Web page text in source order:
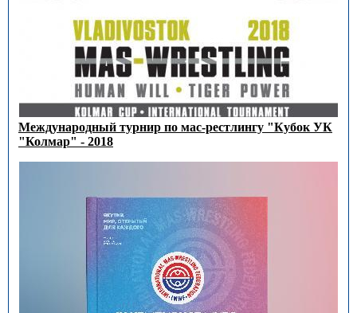
Международный турнир по мас-рестлингу "Кубок УК
"Колмар" - 2018